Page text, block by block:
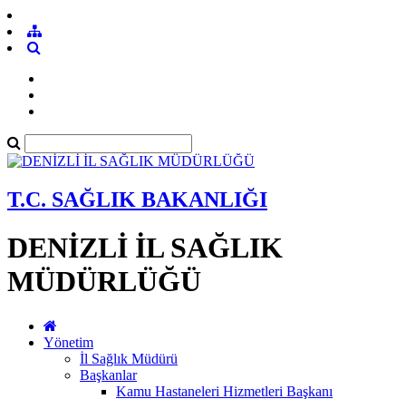
T.C. SAĞLIK BAKANLIĞI
DENİZLİ İL SAĞLIK
MÜDÜRLÜĞÜ
Yönetim
İl Sağlık Müdürü
Başkanlar
Kamu Hastaneleri Hizmetleri Başkanı